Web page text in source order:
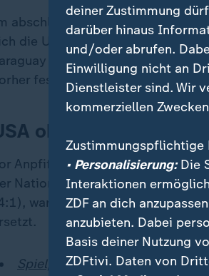
abschließenden Gruppenspiel
die USA nun noch den
in der Nacht auf
fest.
ohne Pulisic
Anpfiff hatten sich die
Nation" bestätigt. Pulisic,
war nicht rechtzeitig fit
Spielplan, Ergebnisse und
deiner Zustimmung
darüber hinaus
und/oder abrufen.
Einwilligung nicht an
Dienstleister sind. Wir
kommerziellen
Zustimmungspflichtige
• Personalisierung:Die
Interaktionen
ZDF an dich
anzubieten. Dabei
Basis deiner Nutzung
ZDFtivi. Daten von